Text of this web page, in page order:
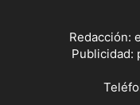
Redacción:
Publicidad: